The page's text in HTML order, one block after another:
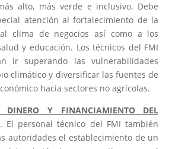
alto, más verde e inclusivo. Debe
atención al fortalecimiento de la
al clima de negocios así como a los
y educación. Los técnicos del FMI
ir superando las vulnerabilidades
climático y diversificar las fuentes de
hacia sectores no agrícolas.
DINERO Y FINANCIAMIENTO DEL
. El personal técnico del FMI también
autoridades el establecimiento de un